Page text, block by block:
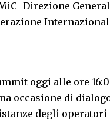
Direzione
oggi alle ore
occasione di
degli